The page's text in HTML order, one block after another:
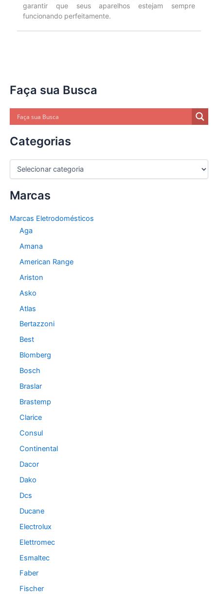
garantir que seus aparelhos estejam sempre
funcionando perfeitamente.
Faça sua Busca
Categorias
C
e
r
Marcas
Marcas Eletrodomésticos
Aga
Amana
American Range
Ariston
Asko
Atlas
Bertazzoni
Best
Blomberg
Bosch
Braslar
Brastemp
Clarice
Consul
Continental
Dacor
Dako
Dcs
Ducane
Electrolux
Elettromec
Esmaltec
Faber
Fischer